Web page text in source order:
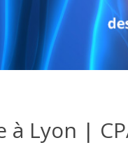
à Lyon |